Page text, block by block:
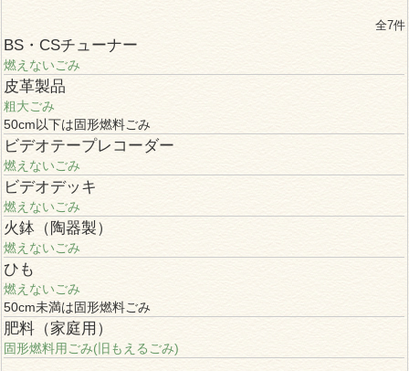
全7件
BS・CSチューナー
燃えないごみ
皮革製品
粗大ごみ
50cm以下は固形燃料ごみ
ビデオテープレコーダー
燃えないごみ
ビデオデッキ
燃えないごみ
火鉢（陶器製）
燃えないごみ
ひも
燃えないごみ
50cm未満は固形燃料ごみ
肥料（家庭用）
固形燃料用ごみ(旧もえるごみ)